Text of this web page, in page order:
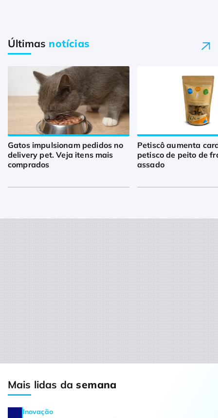
Últimas notícias
Gatos impulsionam pedidos no
delivery pet. Veja itens mais
comprados
Petiscô aumenta
petisco de peito de
assado
Mais lidas dasemana
Inovação